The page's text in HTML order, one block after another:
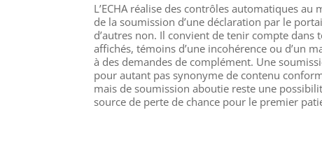
L’ECHA réalise des contrôles automatiques
de la soumission d’une déclaration par le
d’autres non. Il convient de tenir compte dans
affichés, témoins d’une incohérence ou d’un
à des demandes de complément. Une
pour autant pas synonyme de contenu
mais de soumission aboutie reste une
source de perte de chance pour le premier